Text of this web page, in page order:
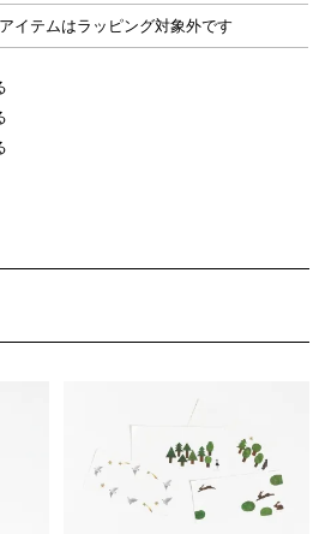
イテムはラッピング対象外です